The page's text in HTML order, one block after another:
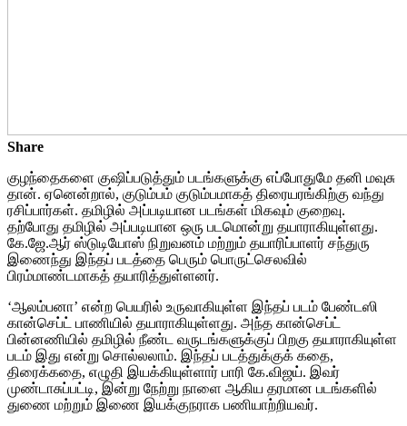
Share
குழந்தைகளை குஷிப்படுத்தும் படங்களுக்கு எப்போதுமே தனி மவுசு
தான். ஏனென்றால், குடும்பம் குடும்பமாகத் திரையரங்கிற்கு வந்து
ரசிப்பார்கள். தமிழில் அப்படியான படங்கள் மிகவும் குறைவு.
தற்போது தமிழில் அப்படியான ஒரு படமொன்று தயாராகியுள்ளது.
கே.ஜே.ஆர் ஸ்டுடியோஸ் நிறுவனம் மற்றும் தயாரிப்பாளர் சந்துரு
இணைந்து இந்தப் படத்தை பெரும் பொருட்செலவில்
பிரம்மாண்டமாகத் தயாரித்துள்ளனர்.
‘ஆலம்பனா’ என்ற பெயரில் உருவாகியுள்ள இந்தப் படம் பேண்டஸி
கான்செப்ட் பாணியில் தயாராகியுள்ளது. அந்த கான்செப்ட்
பின்னணியில் தமிழில் நீண்ட வருடங்களுக்குப் பிறகு தயாராகியுள்ள
படம் இது என்று சொல்லலாம். இந்தப் படத்துக்குக் கதை,
திரைக்கதை, எழுதி இயக்கியுள்ளார் பாரி கே.விஜய். இவர்
முண்டாசுப்பட்டி, இன்று நேற்று நாளை ஆகிய தரமான படங்களில்
துணை மற்றும் இணை இயக்குநராக பணியாற்றியவர்.